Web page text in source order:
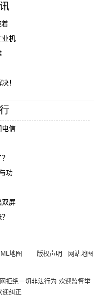
业机
！
电信
功
双屏
地图 - 版权声明 - 网站地图
拒绝一切非法行为 欢迎监督举
迎纠正